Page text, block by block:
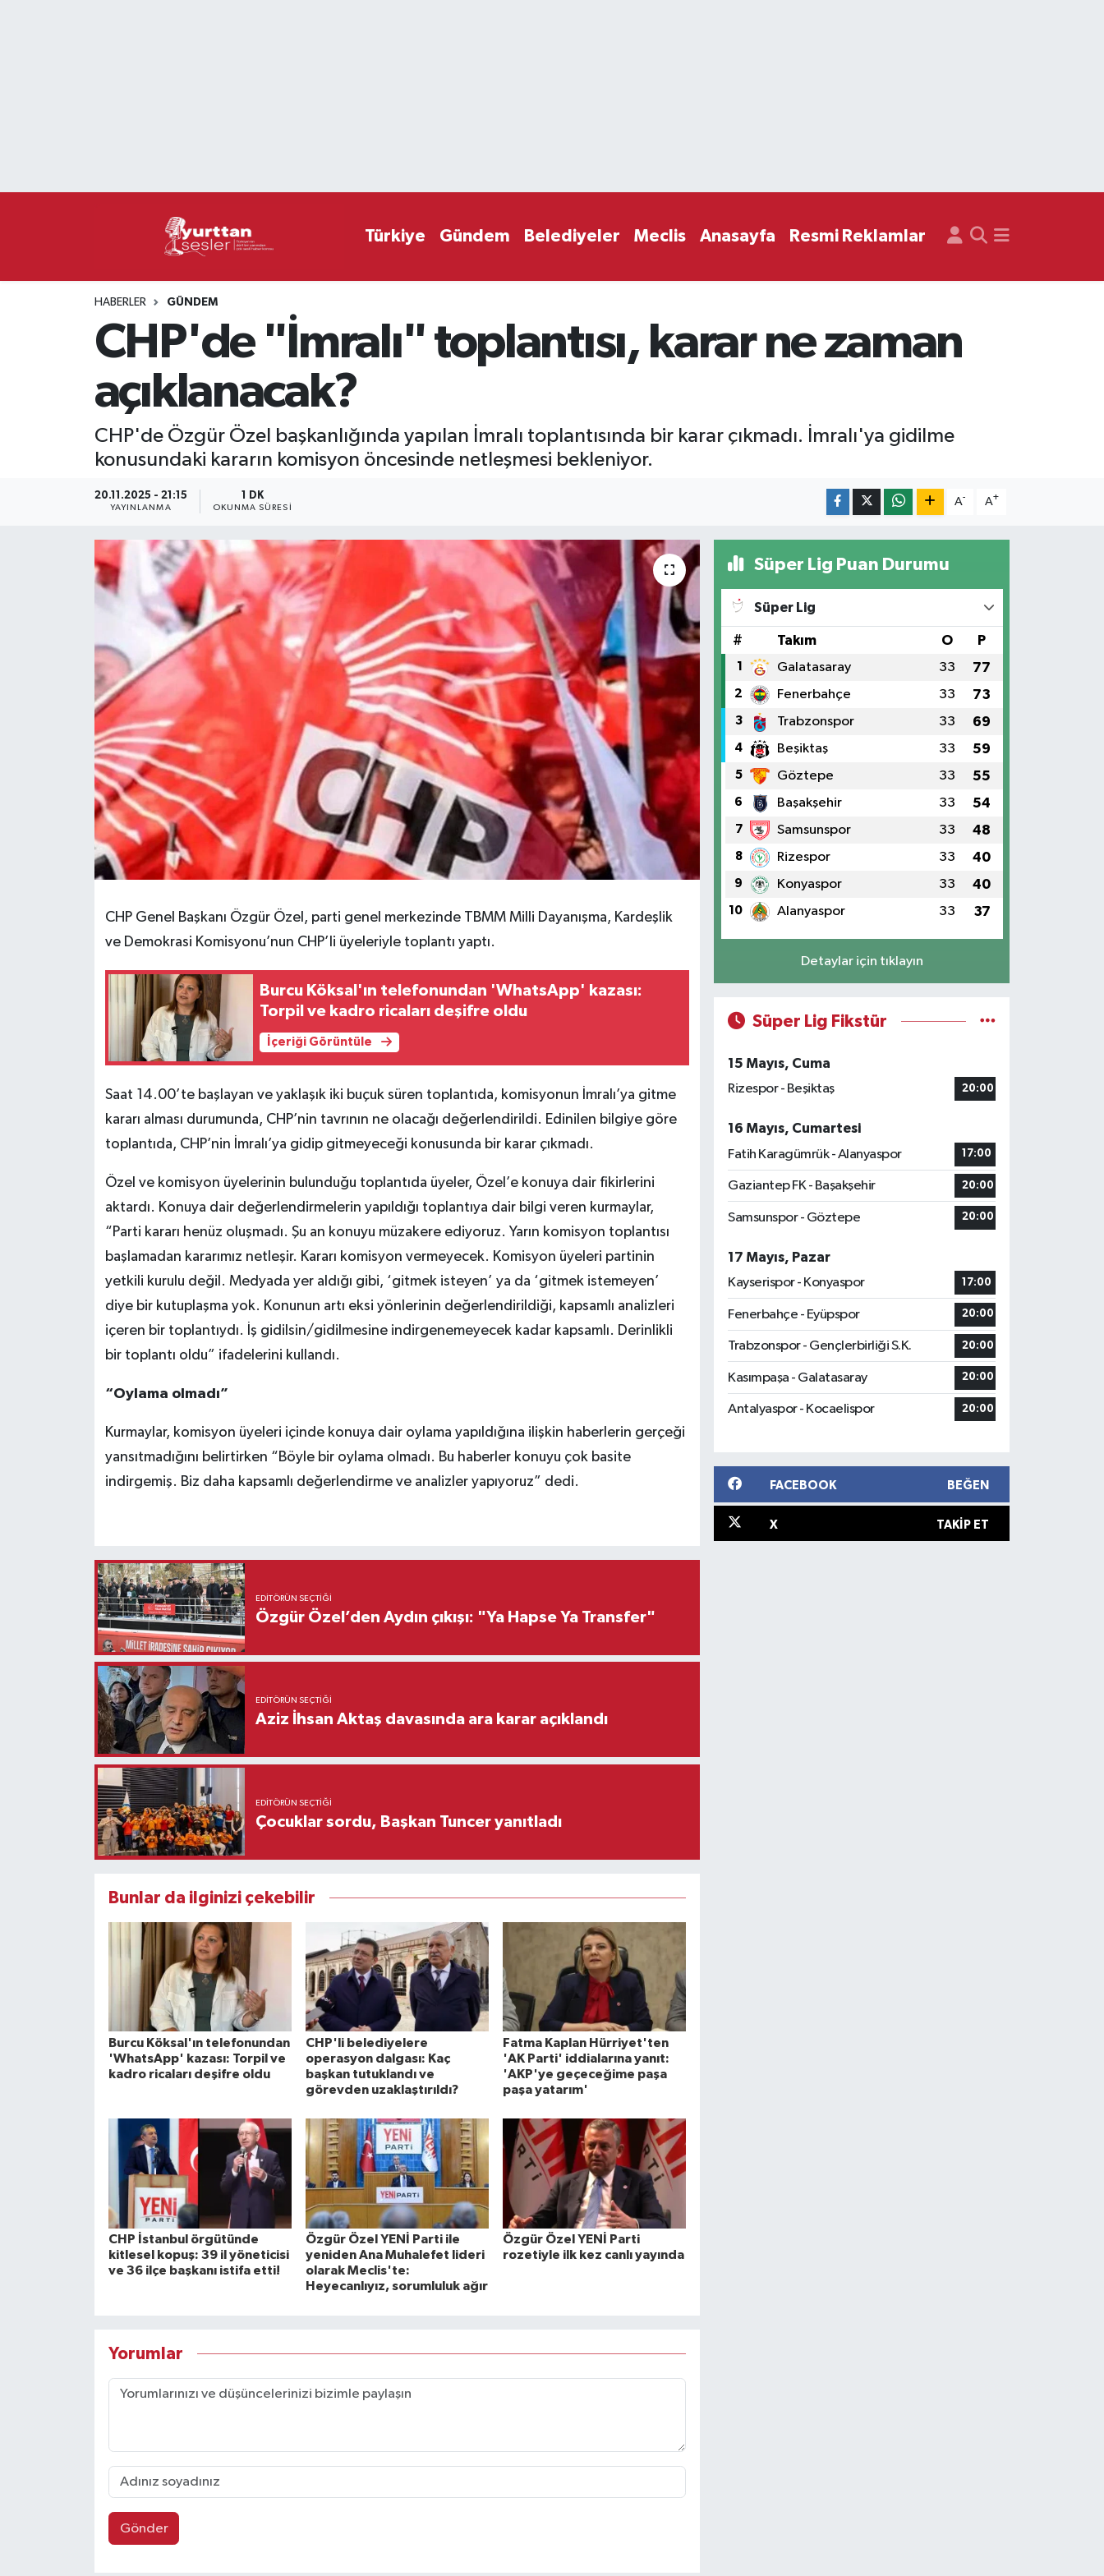
Türkiye Gündem Belediyeler Meclis Anasayfa Resmi Reklamlar
HABERLER GÜNDEM
CHP'de "İmralı" toplantısı, karar ne zaman
açıklanacak?
CHP'de Özgür Özel başkanlığında yapılan İmralı toplantısında bir karar çıkmadı. İmralı'ya gidilme
konusundaki kararın komisyon öncesinde netleşmesi bekleniyor.
20.11.2025 - 21:15
YAYINLANMA
1 DK
OKUNMA SÜRESI
A- A+
CHP Genel Başkanı Özgür Özel, parti genel merkezinde TBMM Milli Dayanışma, Kardeşlik
ve Demokrasi Komisyonu’nun CHP’li üyeleriyle toplantı yaptı.
Burcu Köksal'ın telefonundan 'WhatsApp' kazası:
Torpil ve kadro ricaları deşifre oldu
İçeriği Görüntüle
Saat 14.00’te başlayan ve yaklaşık iki buçuk süren toplantıda, komisyonun İmralı’ya gitme
kararı alması durumunda, CHP’nin tavrının ne olacağı değerlendirildi. Edinilen bilgiye göre
toplantıda, CHP’nin İmralı’ya gidip gitmeyeceği konusunda bir karar çıkmadı.
Özel ve komisyon üyelerinin bulunduğu toplantıda üyeler, Özel’e konuya dair fikirlerini
aktardı. Konuya dair değerlendirmelerin yapıldığı toplantıya dair bilgi veren kurmaylar,
“Parti kararı henüz oluşmadı. Şu an konuyu müzakere ediyoruz. Yarın komisyon toplantısı
başlamadan kararımız netleşir. Kararı komisyon vermeyecek. Komisyon üyeleri partinin
yetkili kurulu değil. Medyada yer aldığı gibi, ‘gitmek isteyen’ ya da ‘gitmek istemeyen’
diye bir kutuplaşma yok. Konunun artı eksi yönlerinin değerlendirildiği, kapsamlı analizleri
içeren bir toplantıydı. İş gidilsin/gidilmesine indirgenemeyecek kadar kapsamlı. Derinlikli
bir toplantı oldu” ifadelerini kullandı.
“Oylama olmadı”
Kurmaylar, komisyon üyeleri içinde konuya dair oylama yapıldığına ilişkin haberlerin gerçeği
yansıtmadığını belirtirken “Böyle bir oylama olmadı. Bu haberler konuyu çok basite
indirgemiş. Biz daha kapsamlı değerlendirme ve analizler yapıyoruz” dedi.
EDITÖRÜN SEÇTIĞI
Özgür Özel’den Aydın çıkışı: "Ya Hapse Ya Transfer"
EDITÖRÜN SEÇTIĞI
Aziz İhsan Aktaş davasında ara karar açıklandı
EDITÖRÜN SEÇTIĞI
Çocuklar sordu, Başkan Tuncer yanıtladı
Bunlar da ilginizi çekebilir
Burcu Köksal'ın telefonundan
'WhatsApp' kazası: Torpil ve
kadro ricaları deşifre oldu
CHP'li belediyelere
operasyon dalgası: Kaç
başkan tutuklandı ve
görevden uzaklaştırıldı?
Fatma Kaplan Hürriyet'ten
'AK Parti' iddialarına yanıt:
'AKP'ye geçeceğime paşa
paşa yatarım'
CHP İstanbul örgütünde
kitlesel kopuş: 39 il yöneticisi
ve 36 ilçe başkanı istifa etti!
Özgür Özel YENİ Parti ile
yeniden Ana Muhalefet lideri
olarak Meclis'te:
Heyecanlıyız, sorumluluk ağır
Özgür Özel YENİ Parti
rozetiyle ilk kez canlı yayında
Yorumlar
Gönder
Süper Lig Puan Durumu
Süper Lig
# Takım O P
1 Galatasaray 33 77
2 Fenerbahçe 33 73
3 Trabzonspor 33 69
4 Beşiktaş 33 59
5 Göztepe 33 55
6 Başakşehir 33 54
7 Samsunspor 33 48
8 Rizespor 33 40
9 Konyaspor 33 40
10 Alanyaspor 33 37
Detaylar için tıklayın
Süper Lig Fikstür
15 Mayıs, Cuma
Rizespor - Beşiktaş
20:00
16 Mayıs, Cumartesi
Fatih Karagümrük - Alanyaspor
17:00
Gaziantep FK - Başakşehir 20:00
Samsunspor - Göztepe 20:00
17 Mayıs, Pazar
Kayserispor - Konyaspor
17:00
Fenerbahçe - Eyüpspor 20:00
Trabzonspor - Gençlerbirliği S.K. 20:00
Kasımpaşa - Galatasaray 20:00
Antalyaspor - Kocaelispor 20:00
FACEBOOK BEĞEN
X TAKIP ET
Süper Lig Puan Durumu ve Fikstür
Haber Arşivi